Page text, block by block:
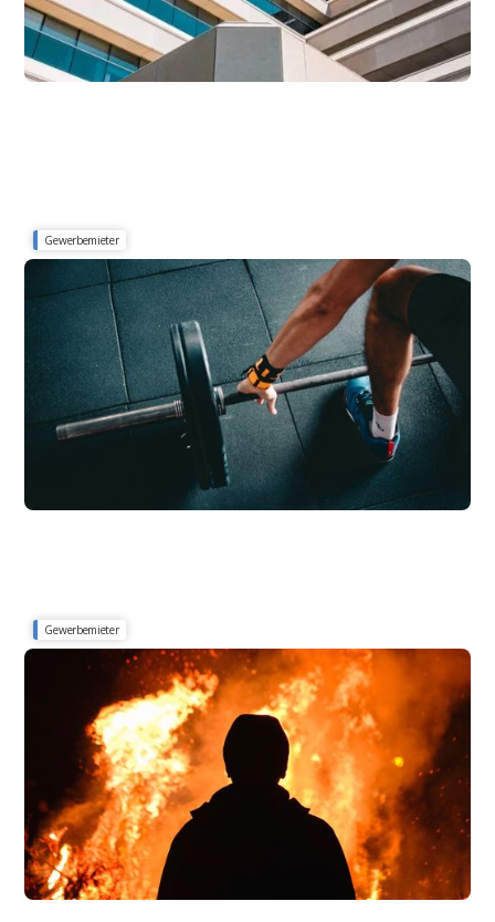
Gewerbemieter
Studie 2025 über 358 geprüfte Betriebskostenabrechnung der
Assetklasse Fitnesscenter
Fehler in Fitnessstudio-
Nebenkostenabrechnungen erkennen und
vermeiden
Gewerbemieter
Schutz vor Explosion, Brand & Aufprall
Terrorversicherung in der
Nebenkostenabrechnung: Was gewerbliche
Mieter wissen sollten